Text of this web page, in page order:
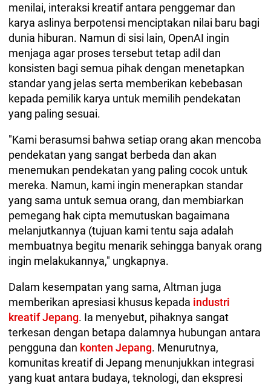
menilai, interaksi kreatif antara penggemar dan
karya aslinya berpotensi menciptakan nilai baru bagi
dunia hiburan. Namun di sisi lain, OpenAI ingin
menjaga agar proses tersebut tetap adil dan
konsisten bagi semua pihak dengan menetapkan
standar yang jelas serta memberikan kebebasan
kepada pemilik karya untuk memilih pendekatan
yang paling sesuai.
"Kami berasumsi bahwa setiap orang akan mencoba
pendekatan yang sangat berbeda dan akan
menemukan pendekatan yang paling cocok untuk
mereka. Namun, kami ingin menerapkan standar
yang sama untuk semua orang, dan membiarkan
pemegang hak cipta memutuskan bagaimana
melanjutkannya (tujuan kami tentu saja adalah
membuatnya begitu menarik sehingga banyak orang
ingin melakukannya," ungkapnya.
Dalam kesempatan yang sama, Altman juga
memberikan apresiasi khusus kepada industri
kreatif Jepang. Ia menyebut, pihaknya sangat
terkesan dengan betapa dalamnya hubungan antara
pengguna dan konten Jepang. Menurutnya,
komunitas kreatif di Jepang menunjukkan integrasi
yang kuat antara budaya, teknologi, dan ekspresi